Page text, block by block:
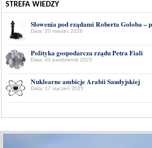
STREFA WIEDZY
Słowenia pod rządami Roberta Goloba –
Data: 20 marzec 2026
Polityka gospodarcza rządu Petra Fiali
Data: 03 październik 2025
Nuklearne ambicje Arabii Saudyjskiej
Data: 17 styczeń 2025